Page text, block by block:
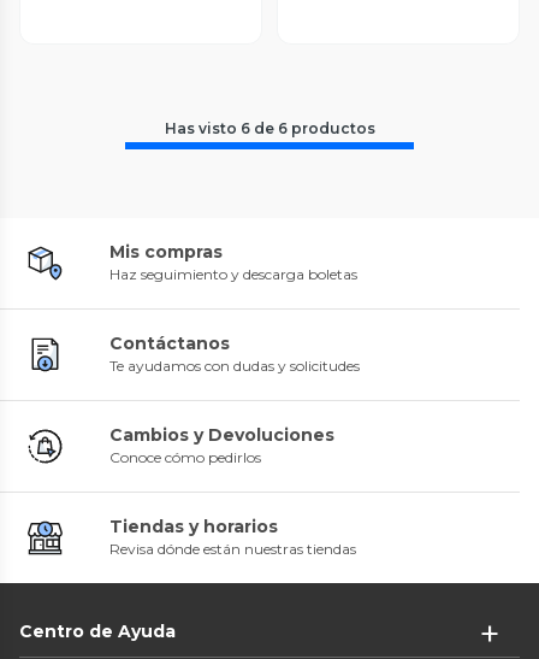
Has visto 6de 6 productos
Mis compras
Haz seguimiento y descarga boletas
Contáctanos
Te ayudamos con dudas y solicitudes
Cambios y Devoluciones
Conoce cómo pedirlos
Tiendas y horarios
Revisa dónde están nuestras tiendas
Centro de Ayuda